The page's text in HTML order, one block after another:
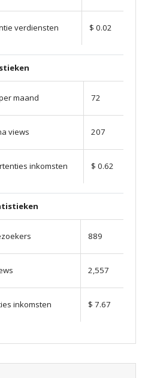
verdiensten $ 0.02
maand 72
views 207
inkomsten $ 0.62
889
2,557
inkomsten $ 7.67